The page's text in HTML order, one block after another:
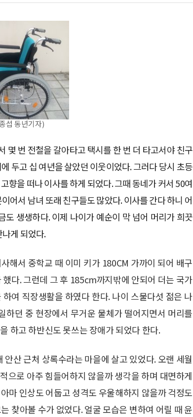
섭 동년기자)
몇 번 전철을 갈아타고 택시를 한 번 더 타고서야 친구
두고 십 여년을 살았던 이웃이었다. 그러다 당시 초등
향을 떠나 이사를 하게 되었다. 그때 동네가 커서 50여
어서 남녀 또래 친구들도 많았다. 이사를 간다 하니 어
생생하다. 이제 나이가 예순이 막 넘어 머리가 희끗
게 되었다.
해서 중학교 때 이미 키가 180CM 가까이 되어 배구
다. 그런데 그 후 185cm까지밖에 안되어 더는 국가
여 직장생활을 하였다 한다. 나이 스물다섯 젊은 나
던 중 현장에서 무거운 물체가 떨어지면서 머리를
하고 하반신도 못쓰는 장애가 되었다 한다.
산 근처 상록수라는 마을에 살고 있었다. 오랜 세월
으로 아주 힘들어하지 않을까 생각을 하며 대면하게
마 인상도 어둡고 성격도 우울해하지 않을까 걱정도
찾아볼 수가 없었다. 얼굴 모습은 변하여 어릴 때 윤